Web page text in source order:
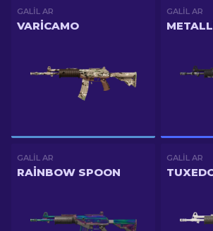
GALIL AR
VARICAMO
GALIL AR
GALIL AR
RAINBOW SPOON
GALIL AR